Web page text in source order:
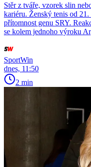
Stěr z tváře, vzorek slin
kariéru. Ženský tenis od
přítomnost genu SRY.
se kolem jednoho výroku
SportWin
dnes, 11:50
2 min